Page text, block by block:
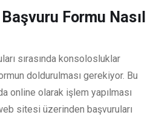
Formu Nasıl
sırasında konsolosluklar
doldurulması gerekiyor. Bu
online olarak işlem yapılması
sitesi üzerinden başvuruları